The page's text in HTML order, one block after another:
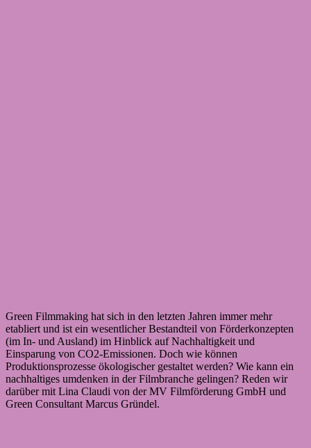
Green Filmmaking hat sich in den letzten Jahren immer mehr
etabliert und ist ein wesentlicher Bestandteil von Förderkonzepten
(im In- und Ausland) im Hinblick auf Nachhaltigkeit und
Einsparung von CO2-Emissionen. Doch wie können
Produktionsprozesse ökologischer gestaltet werden? Wie kann ein
nachhaltiges umdenken in der Filmbranche gelingen? Reden wir
darüber mit Lina Claudi von der MV Filmförderung GmbH und
Green Consultant Marcus Gründel.